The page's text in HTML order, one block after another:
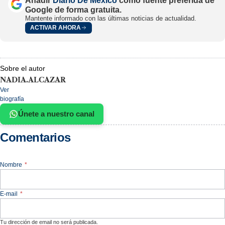
Google de forma gratuita.
Mantente informado con las últimas noticias de actualidad.
ACTIVAR AHORA
Sobre el autor
NADIA.ALCAZAR
Ver
biografía
Únete a nuestro canal
Comentarios
Nombre *
E-mail *
Tu dirección de email no será publicada.